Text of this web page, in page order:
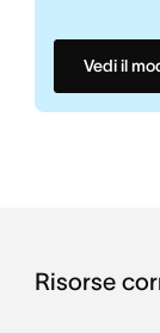
Vedi il
Risorse